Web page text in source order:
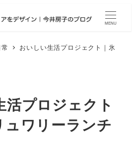
MENU
おいしい生活プロジェクト｜氷
活プロジェクト
ュワリーランチ